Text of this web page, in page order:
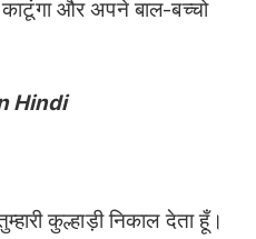
और अपने बाल-बच्चो
Hindi
कुल्हाड़ी निकाल देता हूँ।